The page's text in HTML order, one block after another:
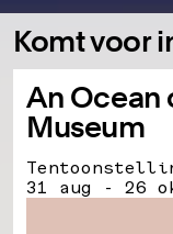
Komt voor
An Ocean
Museum
31 aug - 26